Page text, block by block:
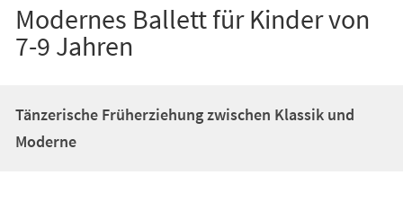
Modernes Ballett für Kinder von
7-9 Jahren
Tänzerische Früherziehung zwischen Klassik und
Moderne